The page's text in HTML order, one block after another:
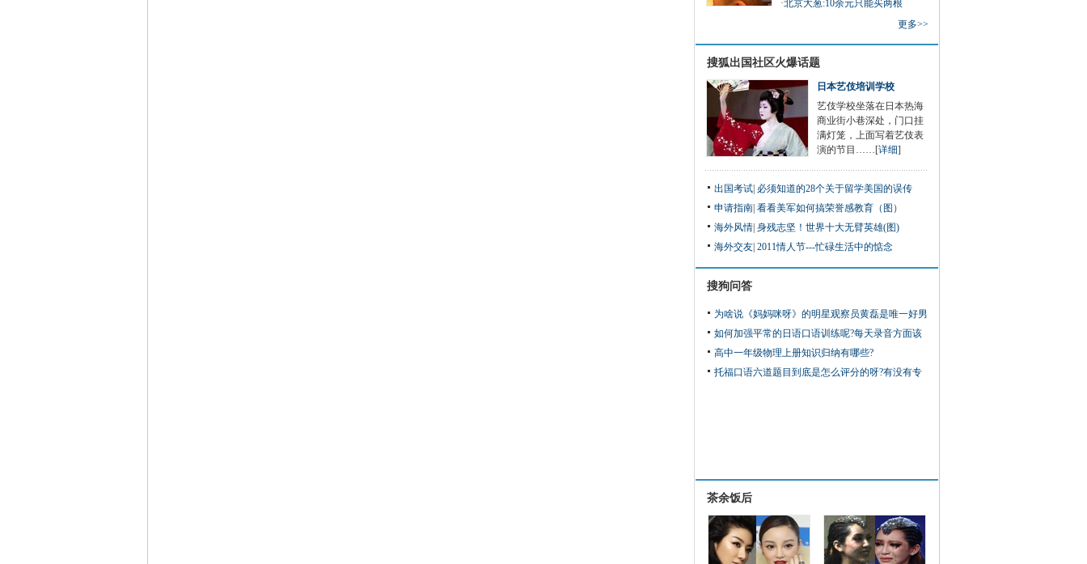
·北京大葱:10余元只能买两根
更多>>
搜狐出国社区火爆话题
日本艺伎培训学校
艺伎学校坐落在日本热海
商业街小巷深处，门口挂
满灯笼，上面写着艺伎表
演的节目……[详细]
出国考试 必须知道的28个关于留学美国的误传
申请指南 看看美军如何搞荣誉感教育（图）
海外风情 身残志坚！世界十大无臂英雄(图)
海外交友 2011情人节---忙碌生活中的惦念
搜狗问答
为啥说《妈妈咪呀》的明星观察员黄磊是唯一好男
如何加强平常的日语口语训练呢?每天录音方面该
高中一年级物理上册知识归纳有哪些?
托福口语六道题目到底是怎么评分的呀?有没有专
茶余饭后